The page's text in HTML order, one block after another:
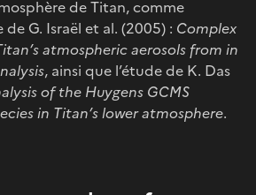
de Titan, comme
de G. Israël et al. (2005) : Complex
atmospheric aerosols from in
, ainsi que l’étude de K. Das
of the Huygens GCMS
in Titan’s lower atmosphere.